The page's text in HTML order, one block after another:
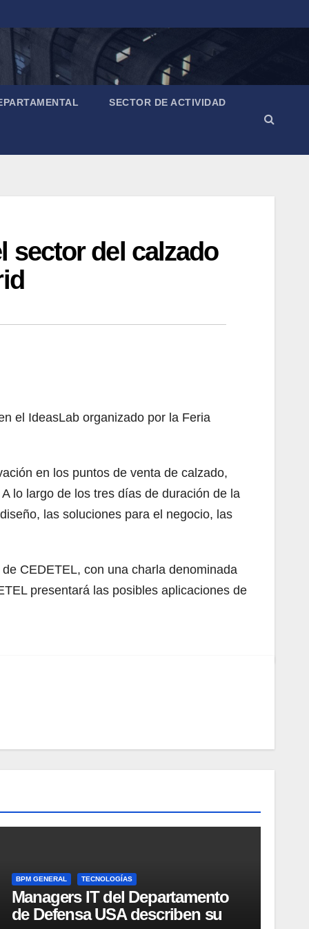
SECTOR DE ACTIVIDAD
sector del calzado
el IdeasLab organizado por la Feria
en los puntos de venta de calzado,
lo largo de los tres días de duración de la
las soluciones para el negocio, las
CEDETEL, con una charla denominada
presentará las posibles aplicaciones de
BPM GENERAL TECNOLOGÍAS
Managers IT del Departamento
de Defensa USA describen su